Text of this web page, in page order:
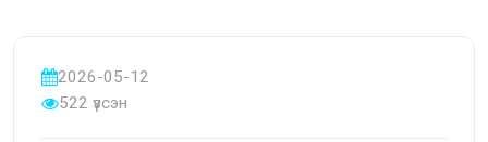
2026-05-12
522 үзсэн